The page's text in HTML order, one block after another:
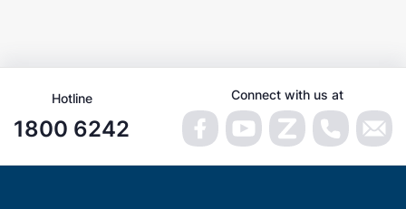
Hotline
1800 6242
Connect with us at